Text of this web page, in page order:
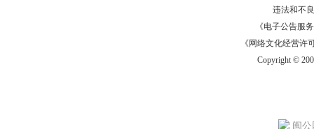
违法和不
《电子公告服务
《网络文化经营许
Copyright ©
闽公